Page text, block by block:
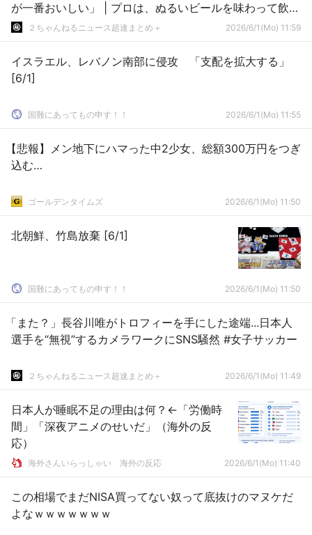
が一番おいしい」 | プロは、ぬるいビールを味わって飲む
から２ちゃんねるニュース超速まとめ＋ 2026/6/1(Mo) 11:59
イスラエル、レバノン南部に侵攻 「支配を拡大する」
[6/1]
国難にあってもの申す！！ 2026/6/1(Mo) 11:55
【悲報】メン地下にハマった中2少女、総額300万円をつぎ
込む…
ゴールデンタイムズ 2026/6/1(Mo) 11:50
北朝鮮、竹島放棄 [6/1]
国難にあってもの申す！！ 2026/6/1(Mo) 11:50
「また？」長谷川唯がトロフィーを手にした途端...日本人
選手を“無視”するカメラワークにSNS騒然 #女子サッカー
２ちゃんねるニュース超速まとめ＋ 2026/6/1(Mo) 11:49
日本人が睡眠不足の理由は何？←「労働時
間」「深夜アニメのせいだ」（海外の反
応）
海外さんいらっしゃい 海外の反応 2026/6/1(Mo) 11:40
この相場でまだNISA買ってない奴って底抜けのマヌケだ
よなｗｗｗｗｗｗｗ